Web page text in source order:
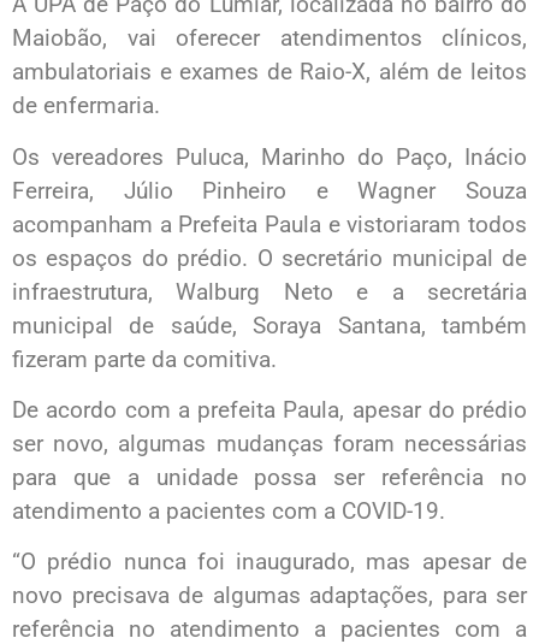
Maiobão, vai oferecer atendimentos clínicos,
ambulatoriais e exames de Raio-X, além de leitos
de enfermaria.
Os vereadores Puluca, Marinho do Paço, Inácio
Ferreira, Júlio Pinheiro e Wagner Souza
acompanham a Prefeita Paula e vistoriaram todos
os espaços do prédio. O secretário municipal de
infraestrutura, Walburg Neto e a secretária
municipal de saúde, Soraya Santana, também
fizeram parte da comitiva.
De acordo com a prefeita Paula, apesar do prédio
ser novo, algumas mudanças foram necessárias
para que a unidade possa ser referência no
atendimento a pacientes com a COVID-19.
“O prédio nunca foi inaugurado, mas apesar de
novo precisava de algumas adaptações, para ser
referência no atendimento a pacientes com a